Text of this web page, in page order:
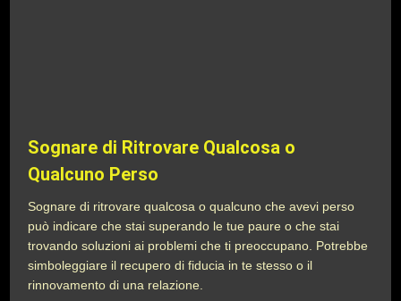
Sognare di Ritrovare Qualcosa o
Qualcuno Perso
Sognare di ritrovare qualcosa o qualcuno che avevi perso
può indicare che stai superando le tue paure o che stai
trovando soluzioni ai problemi che ti preoccupano. Potrebbe
simboleggiare il recupero di fiducia in te stesso o il
rinnovamento di una relazione.